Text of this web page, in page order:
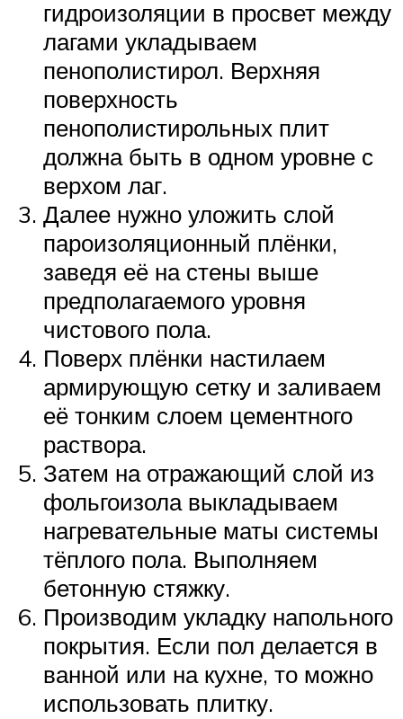
гидроизоляции в просвет между
лагами укладываем
пенополистирол. Верхняя
поверхность
пенополистирольных плит
должна быть в одном уровне с
верхом лаг.
Далее нужно уложить слой
пароизоляционный плёнки,
заведя её на стены выше
предполагаемого уровня
чистового пола.
Поверх плёнки настилаем
армирующую сетку и заливаем
её тонким слоем цементного
раствора.
Затем на отражающий слой из
фольгоизола выкладываем
нагревательные маты системы
тёплого пола. Выполняем
бетонную стяжку.
Производим укладку напольного
покрытия. Если пол делается в
ванной или на кухне, то можно
использовать плитку.